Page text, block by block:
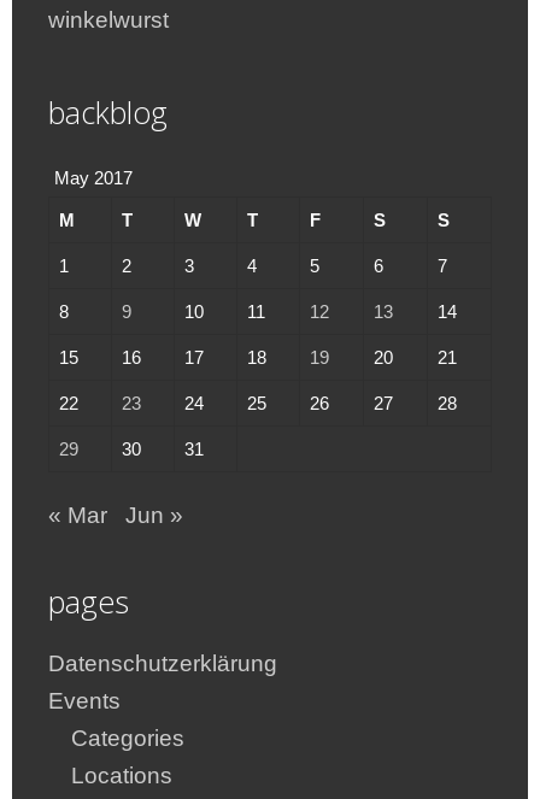
winkelwurst
backblog
May 2017
M T W T F S S
1 2 3 4 5 6 7
8 9 10 11 12 13 14
15 16 17 18 19 20 21
22 23 24 25 26 27 28
29 30 31
« Mar Jun »
pages
Datenschutzerklärung
Events
Categories
Locations